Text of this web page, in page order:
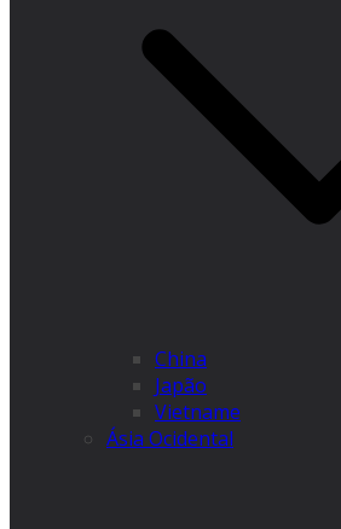
China
Japão
Vietname
Ásia Ocidental